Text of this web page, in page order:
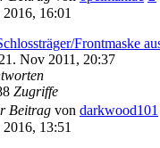
2016, 16:01
Frontmaske
21. Nov 2011, 20:37
Zugriffe
Beitrag von darkwood101
2016, 13:51